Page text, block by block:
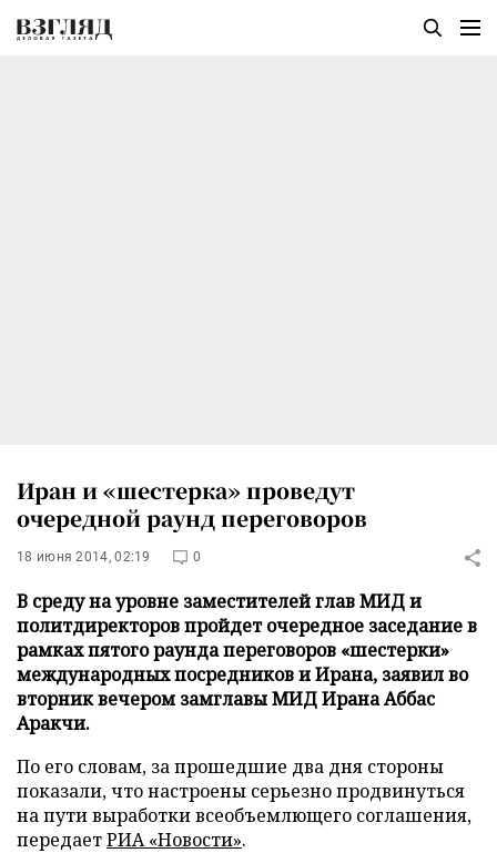
Иран и «шестерка» проведут
очередной раунд переговоров
18 июня 2014, 02:19 0
В среду на уровне заместителей глав МИД и
политдиректоров пройдет очередное заседание в
рамках пятого раунда переговоров «шестерки»
международных посредников и Ирана, заявил во
вторник вечером замглавы МИД Ирана Аббас
Аракчи.
По его словам, за прошедшие два дня стороны
показали, что настроены серьезно продвинуться
на пути выработки всеобъемлющего соглашения,
передаетРИА «Новости».